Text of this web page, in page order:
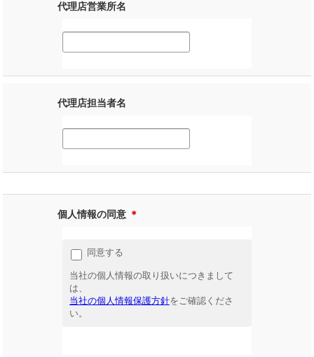
代理店営業所名
代理店担当者名
個人情報の同意 ＊
同意する
当社の個人情報の取り扱いにつきまして
は、
当社の個人情報保護方針をご確認くださ
い。